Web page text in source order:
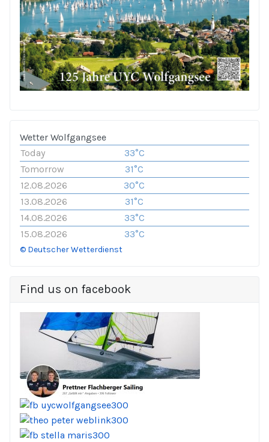
Wetter Wolfgangsee
Today
33°C
Tomorrow
31°C
12.08.2026
30°C
13.08.2026
31°C
14.08.2026
33°C
15.08.2026
33°C
© Deutscher Wetterdienst
Find us on facebook